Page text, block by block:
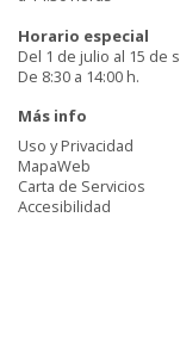
Horario especial
Del 1 de julio al 15 de
De 8:30 a 14:00 h.
Más info
Uso y Privacidad
MapaWeb
Carta de Servicios
Accesibilidad